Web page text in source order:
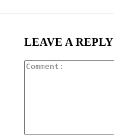
LEAVE A REPLY